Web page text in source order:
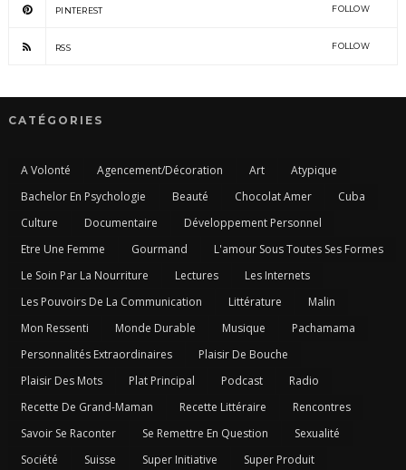
PINTEREST FOLLOW
RSS FOLLOW
CATÉGORIES
A Volonté Agencement/Décoration Art
Atypique
Bachelor En Psychologie
Beauté Chocolat Amer
Cuba
Culture
Documentaire
Développement Personnel
Etre Une Femme
Gourmand
L'amour Sous Toutes Ses Formes
Le Soin Par La Nourriture
Lectures
Les Internets
Les Pouvoirs De La Communication
Littérature
Malin
Mon Ressenti
Monde Durable Musique
Pachamama
Personnalités Extraordinaires
Plaisir De Bouche
Plaisir Des Mots
Plat Principal Podcast
Radio
Recette De Grand-Maman
Recette Littéraire
Rencontres
Savoir Se Raconter
Se Remettre En Question
Sexualité
Société
Suisse Super Initiative
Super Produit